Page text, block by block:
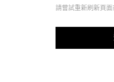
請嘗試重新刷新頁